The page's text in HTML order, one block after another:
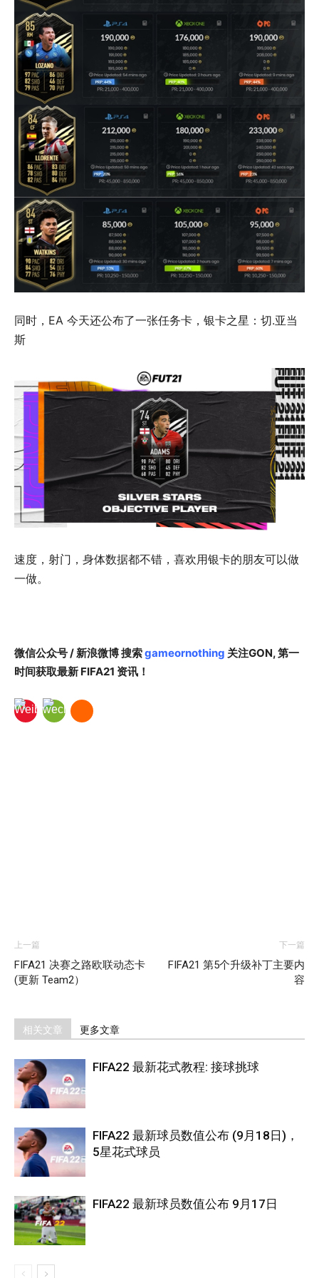
同时，EA 今天还公布了一张任务卡，银卡之星：切.亚当
斯
速度，射门，身体数据都不错，喜欢用银卡的朋友可以做
一做。
微信公众号 / 新浪微博 搜索gameornothing 关注GON, 第一
时间获取最新 FIFA21 资讯！
上一篇
FIFA21 决赛之路欧联动态卡
(更新 Team2）
下一篇
FIFA21 第5个升级补丁主要内
容
相关文章 更多文章
FIFA22 最新花式教程: 接球挑球
FIFA22 最新球员数值公布 (9月18日)，
5星花式球员
FIFA22 最新球员数值公布 9月17日